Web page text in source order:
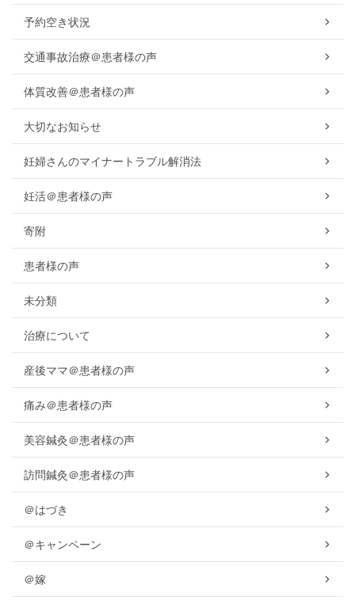
予約空き状況
交通事故治療＠患者様の声
体質改善＠患者様の声
大切なお知らせ
妊婦さんのマイナートラブル解消法
妊活＠患者様の声
寄附
患者様の声
未分類
治療について
産後ママ＠患者様の声
痛み＠患者様の声
美容鍼灸＠患者様の声
訪問鍼灸＠患者様の声
＠はづき
＠キャンペーン
＠嫁